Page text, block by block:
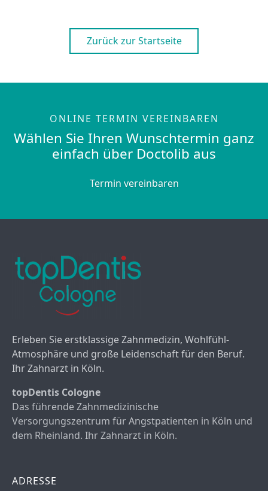
Zurück zur Startseite
ONLINE TERMIN VEREINBAREN
Wählen Sie Ihren Wunschtermin ganz
einfach über Doctolib aus
Termin vereinbaren
Erleben Sie erstklassige Zahnmedizin, Wohlfühl-
Atmosphäre und große Leidenschaft für den Beruf.
Ihr Zahnarzt in Köln.
topDentis Cologne
Das führende Zahnmedizinische
Versorgungszentrum für Angstpatienten in Köln und
dem Rheinland. Ihr Zahnarzt in Köln.
ADRESSE